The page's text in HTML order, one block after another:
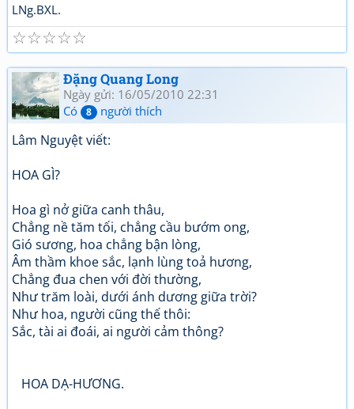
LNg.BXL.
☆
☆
☆
☆
☆
Đặng Quang Long
Ngày gửi: 16/05/2010 22:31
Có
8 người thích
Lâm Nguyệt viết:
HOA GÌ?
Hoa gì nở giữa canh thâu,
Chẳng nề tăm tối, chẳng cầu bướm ong,
Gió sương, hoa chẳng bận lòng,
Âm thầm khoe sắc, lạnh lùng toả hương,
Chẳng đua chen với đời thường,
Như trăm loài, dưới ánh dương giữa trời?
Như hoa, người cũng thế thôi:
Sắc, tài ai đoái, ai người cảm thông?
HOA DẠ-HƯƠNG.